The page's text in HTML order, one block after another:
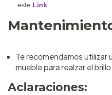
este Link
Te recomendamos utilizar
mueble para realzar el
Aclaraciones: